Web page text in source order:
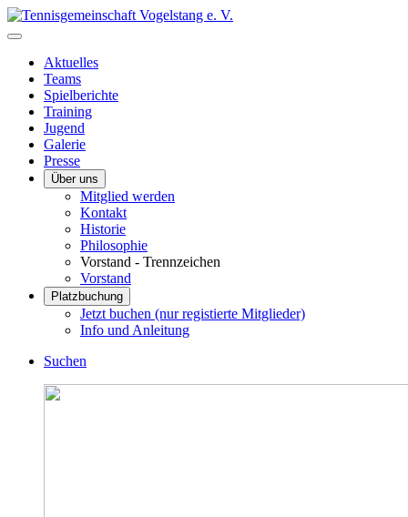
Aktuelles
Teams
Spielberichte
Training
Jugend
Galerie
Presse
Über uns
Mitglied werden
Kontakt
Historie
Philosophie
Vorstand - Trennzeichen
Vorstand
Platzbuchung
Jetzt buchen (nur registierte Mitglieder)
Info und Anleitung
Suchen